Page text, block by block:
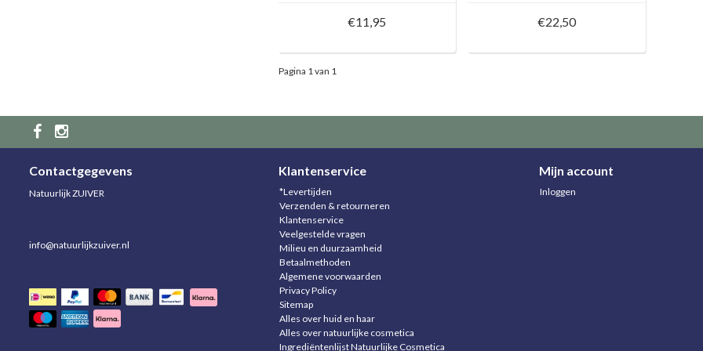
€11,95 €22,50
Pagina 1 van 1
Contactgegevens
Natuurlijk ZUIVER
info@natuurlijkzuiver.nl
Klantenservice
*Levertijden
Verzenden & retourneren
Klantenservice
Veelgestelde vragen
Milieu en duurzaamheid
Betaalmethoden
Algemene voorwaarden
Privacy Policy
Sitemap
Alles over huid en haar
Alles over natuurlijke cosmetica
Ingrediëntenlijst Natuurlijke Cosmetica
Mijn account
Inloggen